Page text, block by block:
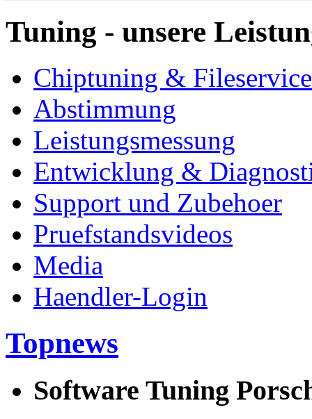
Tuning - unsere
Chiptuning & Fileservice
Abstimmung
Leistungsmessung
Entwicklung &
Support und Zubehoer
Pruefstandsvideos
Media
Haendler-Login
Topnews
Software Tuning